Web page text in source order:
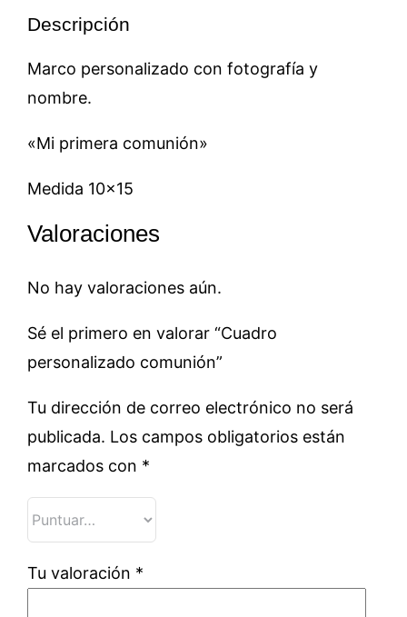
Descripción
Marco personalizado con fotografía y
nombre.
«Mi primera comunión»
Medida 10×15
Valoraciones
No hay valoraciones aún.
Sé el primero en valorar “Cuadro
personalizado comunión”
Tu dirección de correo electrónico no será
publicada. Los campos obligatorios están
marcados con *
Tu valoración *